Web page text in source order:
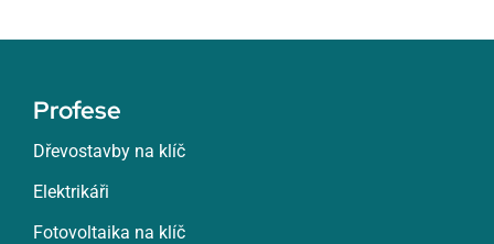
Profese
Dřevostavby na klíč
Elektrikáři
Fotovoltaika na klíč